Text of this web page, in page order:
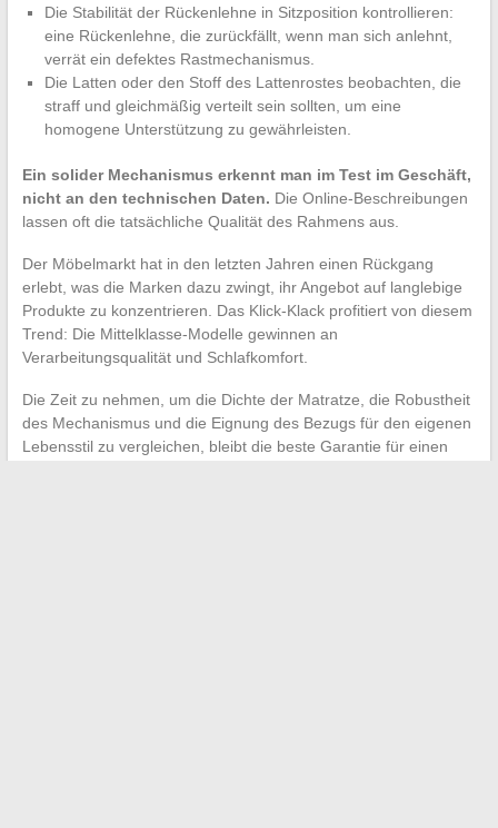
Die Stabilität der Rückenlehne in Sitzposition kontrollieren:
eine Rückenlehne, die zurückfällt, wenn man sich anlehnt,
verrät ein defektes Rastmechanismus.
Die Latten oder den Stoff des Lattenrostes beobachten, die
straff und gleichmäßig verteilt sein sollten, um eine
homogene Unterstützung zu gewährleisten.
Ein solider Mechanismus erkennt man im Test im Geschäft,
nicht an den technischen Daten. Die Online-Beschreibungen
lassen oft die tatsächliche Qualität des Rahmens aus.
Der Möbelmarkt hat in den letzten Jahren einen Rückgang
erlebt, was die Marken dazu zwingt, ihr Angebot auf langlebige
Produkte zu konzentrieren. Das Klick-Klack profitiert von diesem
Trend: Die Mittelklasse-Modelle gewinnen an
Verarbeitungsqualität und Schlafkomfort.
Die Zeit zu nehmen, um die Dichte der Matratze, die Robustheit
des Mechanismus und die Eignung des Bezugs für den eigenen
Lebensstil zu vergleichen, bleibt die beste Garantie für einen